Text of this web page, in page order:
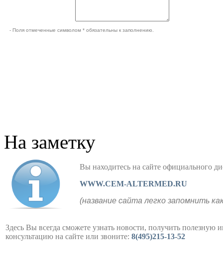
- Поля отмеченные символом * обязательны к заполнению.
На заметку
Вы находитесь на сайте
WWW.CEM-ALTERMED.RU
(название сайта легко запомнить
Здесь Вы всегда сможете узнать новости, получить
консультацию на сайте или звоните: 8(495)215-13-52